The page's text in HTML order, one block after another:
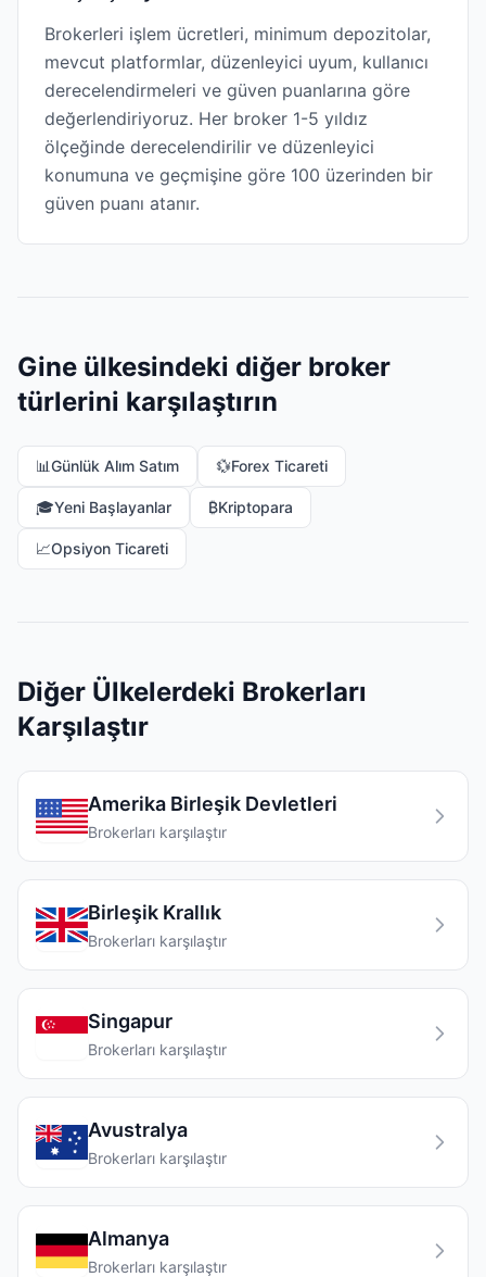
Brokerleri işlem ücretleri, minimum depozitolar,
mevcut platformlar, düzenleyici uyum, kullanıcı
derecelendirmeleri ve güven puanlarına göre
değerlendiriyoruz. Her broker 1-5 yıldız
ölçeğinde derecelendirilir ve düzenleyici
konumuna ve geçmişine göre 100 üzerinden bir
güven puanı atanır.
Gine ülkesindeki diğer broker
türlerini karşılaştırın
📊Günlük Alım Satım 💱Forex Ticareti
🎓Yeni Başlayanlar ₿Kriptopara
📈Opsiyon Ticareti
Diğer Ülkelerdeki Brokerları
Karşılaştır
Amerika Birleşik Devletleri
Brokerları karşılaştır
Birleşik Krallık
Brokerları karşılaştır
Singapur
Brokerları karşılaştır
Avustralya
Brokerları karşılaştır
Almanya
Brokerları karşılaştır